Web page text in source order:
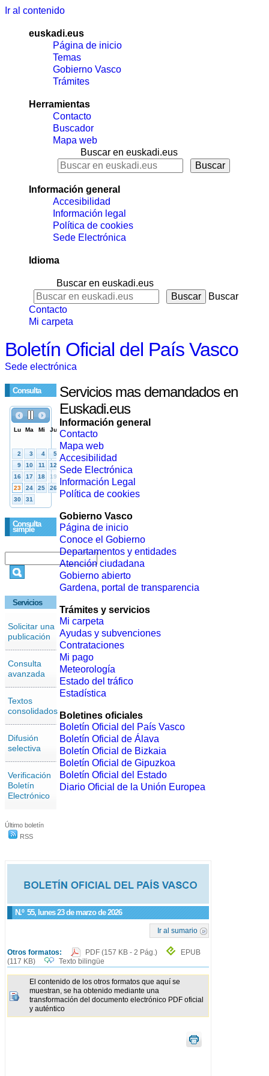
Ir al contenido
euskadi.eus
Página de inicio
Temas
Gobierno Vasco
Trámites
Herramientas
Contacto
Buscador
Mapa web
Buscar en euskadi.eus
Información general
Accesibilidad
Información legal
Política de cookies
Sede Electrónica
Idioma
Buscar en euskadi.eus
Buscar
Contacto
Mi carpeta
Boletín Oficial del País Vasco
Sede electrónica
Consulta
Consulta
simple
Servicios
Solicitar una
publicación
Consulta
avanzada
Textos
consolidados
Difusión
selectiva
Verificación
Boletín
Electrónico
Último boletín
RSS
N.º 55, lunes 23 de marzo de 2026
Ir al sumario
Otros formatos: PDF (157 KB - 2 Pág.)
EPUB
(117 KB)
Texto bilingüe
El contenido de los otros formatos que aquí se
muestran, se ha obtenido mediante una
transformación del documento electrónico PDF oficial
y auténtico
Servicios mas demandados en
Euskadi.eus
Información general
Contacto
Mapa web
Accesibilidad
Sede Electrónica
Información Legal
Política de cookies
Gobierno Vasco
Página de inicio
Conoce el Gobierno
Departamentos y entidades
Atención ciudadana
Gobierno abierto
Gardena, portal de transparencia
Trámites y servicios
Mi carpeta
Ayudas y subvenciones
Contrataciones
Mi pago
Meteorología
Estado del tráfico
Estadística
Boletines oficiales
Boletín Oficial del País Vasco
Boletín Oficial de Álava
Boletín Oficial de Bizkaia
Boletín Oficial de Gipuzkoa
Boletín Oficial del Estado
Diario Oficial de la Unión Europea